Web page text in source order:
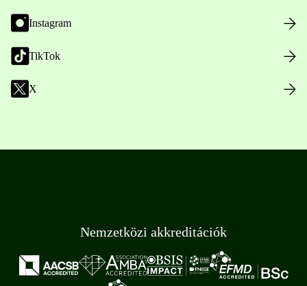
Instagram
TikTok
X
Nemzetközi akkreditációk